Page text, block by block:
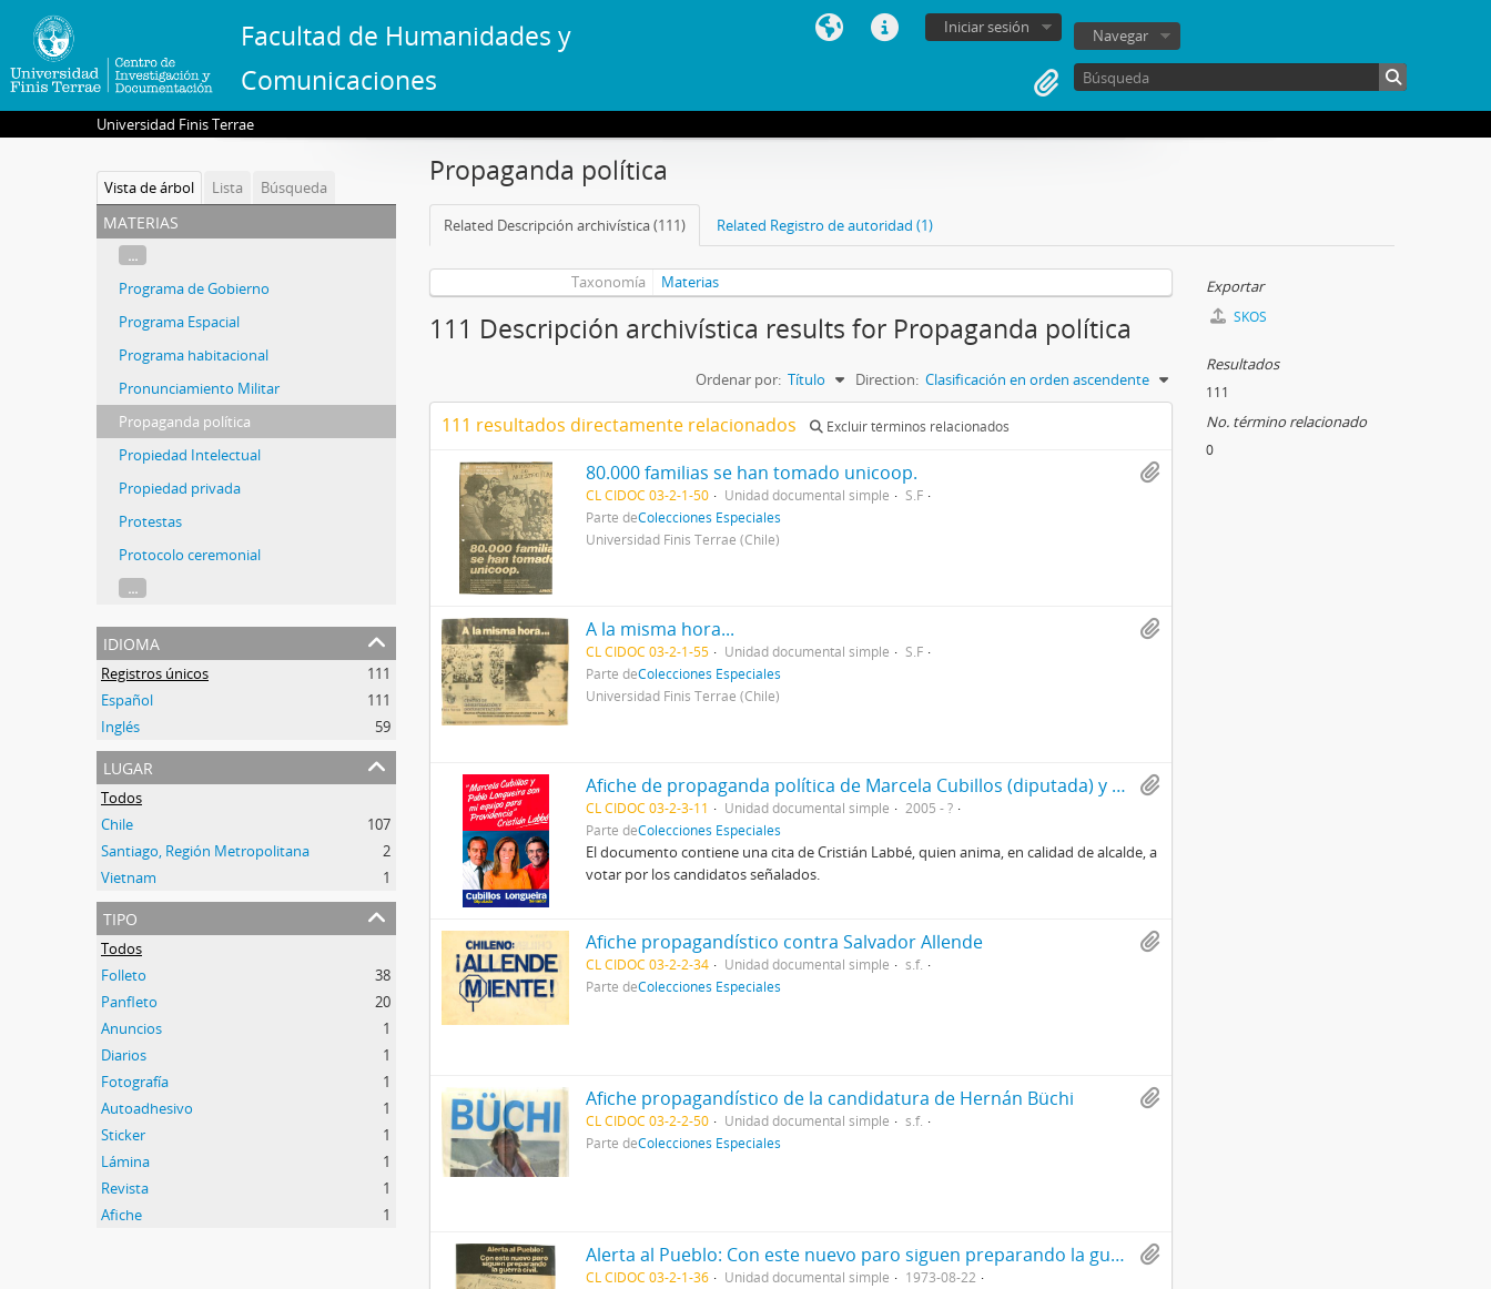
Facultad de Humanidades y
Comunicaciones
Iniciar sesión Navegar
Universidad Finis Terrae
Vista de árbol Lista Búsqueda
materias
...
Programa de Gobierno
Programa Espacial
Programa habitacional
Pronunciamiento Militar
Propaganda política
Propiedad Intelectual
Propiedad privada
Protestas
Protocolo ceremonial
...
idioma
Registros únicos
111
Español
111
Inglés
59
lugar
Todos
Chile
107
Santiago, Región Metropolitana
2
Vietnam
1
tipo
Todos
Folleto
38
Panfleto
20
Anuncios
1
Diarios
1
Fotografía
1
Autoadhesivo
1
Sticker
1
Lámina
1
Revista
1
Afiche
1
Propaganda política
Related Descripción archivística (111) Related Registro de autoridad (1)
Taxonomía Materias
111 Descripción archivística results for Propaganda política
Ordenar por: Título Direction: Clasificación en orden ascendente
111 resultados directamente relacionados Excluir términos relacionados
80.000 familias se han tomado unicoop.
CL CIDOC 03-2-1-50 Unidad documental simple
S.F
Parte deColecciones Especiales
Universidad Finis Terrae (Chile)
A la misma hora...
CL CIDOC 03-2-1-55 Unidad documental simple
S.F
Parte deColecciones Especiales
Universidad Finis Terrae (Chile)
Afiche de propaganda política de Marcela Cubillos (diputada) y Pablo Longueira (senador) con apoyo de Cristián Labbé
CL CIDOC 03-2-3-11 Unidad documental simple
2005 - ?
Parte deColecciones Especiales
El documento contiene una cita de Cristián Labbé, quien anima, en calidad de alcalde, a
votar por los candidatos señalados.
Afiche propagandístico contra Salvador Allende
CL CIDOC 03-2-2-34 Unidad documental simple
s.f.
Parte deColecciones Especiales
Afiche propagandístico de la candidatura de Hernán Büchi
CL CIDOC 03-2-2-50 Unidad documental simple
s.f.
Parte deColecciones Especiales
Alerta al Pueblo: Con este nuevo paro siguen preparando la guerra civil.
CL CIDOC 03-2-1-36 Unidad documental simple
1973-08-22
Exportar
SKOS
Resultados
111
No. término relacionado
0